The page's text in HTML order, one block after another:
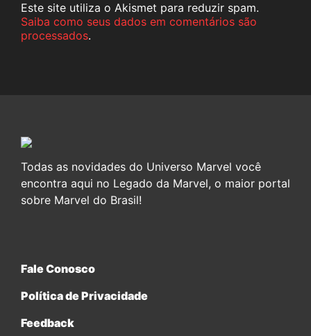
Este site utiliza o Akismet para reduzir spam.
Saiba como seus dados em comentários são
processados.
Todas as novidades do Universo Marvel você
encontra aqui no Legado da Marvel, o maior portal
sobre Marvel do Brasil!
Fale Conosco
Política de Privacidade
Feedback